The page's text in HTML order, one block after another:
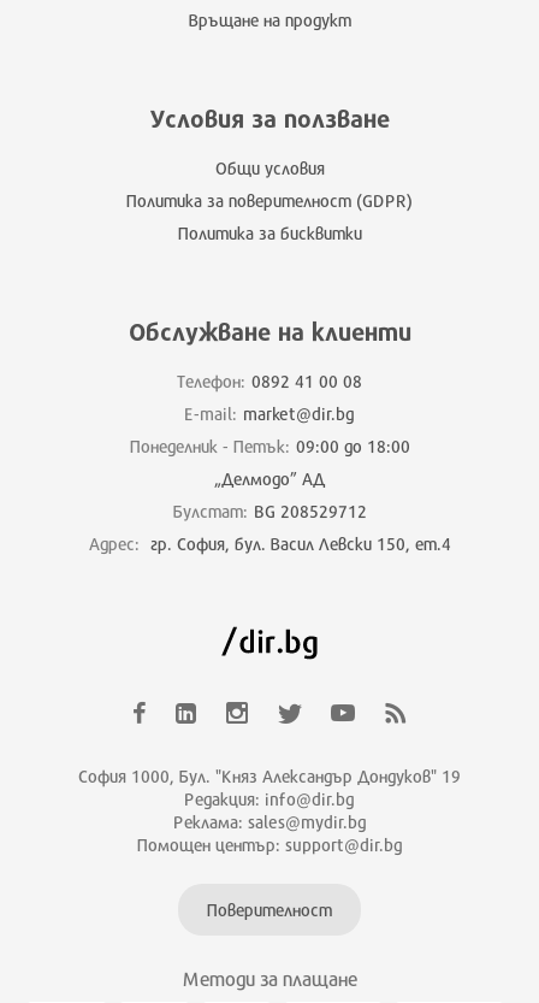
Връщане на продукт
Условия за ползване
Общи условия
Политика за поверителност (GDPR)
Политика за бисквитки
Обслужване на клиенти
Телефон: 0892 41 00 08
E-mail: market@dir.bg
Понеделник - Петък: 09:00 до 18:00
„Делмодо” АД
Булстат: BG 208529712
Адрес: гр. София, бул. Васил Левски 150, ет.4
София 1000, Бул. "Княз Александър Дондуков" 19
Редакция: info@dir.bg
Реклама: sales@mydir.bg
Помощен център: support@dir.bg
Поверителност
Методи за плащане